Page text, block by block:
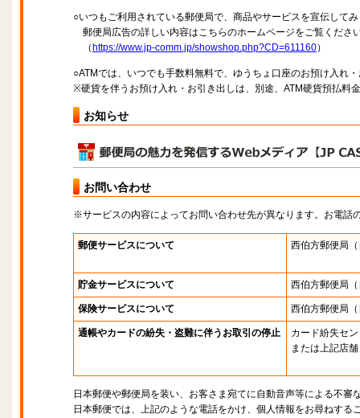
○いつもご利用されている郵便局で、商品やサービスを宣伝して
郵便局広告の詳しい内容はこちらのホームページをご覧くださ
（ https://www.jp-comm.jp/showshop.php?CD=611160）
○ATMでは、いつでも手数料無料で、ゆうちょ口座のお預け入れ
※硬貨を伴うお預け入れ・お引き出しは、別途、ATM硬貨預払料
お知らせ
お問い合わせ
※サービスの内容によってお問い合わせ先が異なります。お電話
郵便サービスについて 西伯方郵便局
貯金サービスについて 西伯方郵便局
保険サービスについて 西伯方郵便局
通帳やカードの紛失・盗難に伴うお取引の停止
カード紛失セ
または上記店舗
日本郵便や郵便局を装い、お客さま宛てに自動音声等による不審
日本郵便では、上記のような電話をかけ、個人情報をお尋ねする